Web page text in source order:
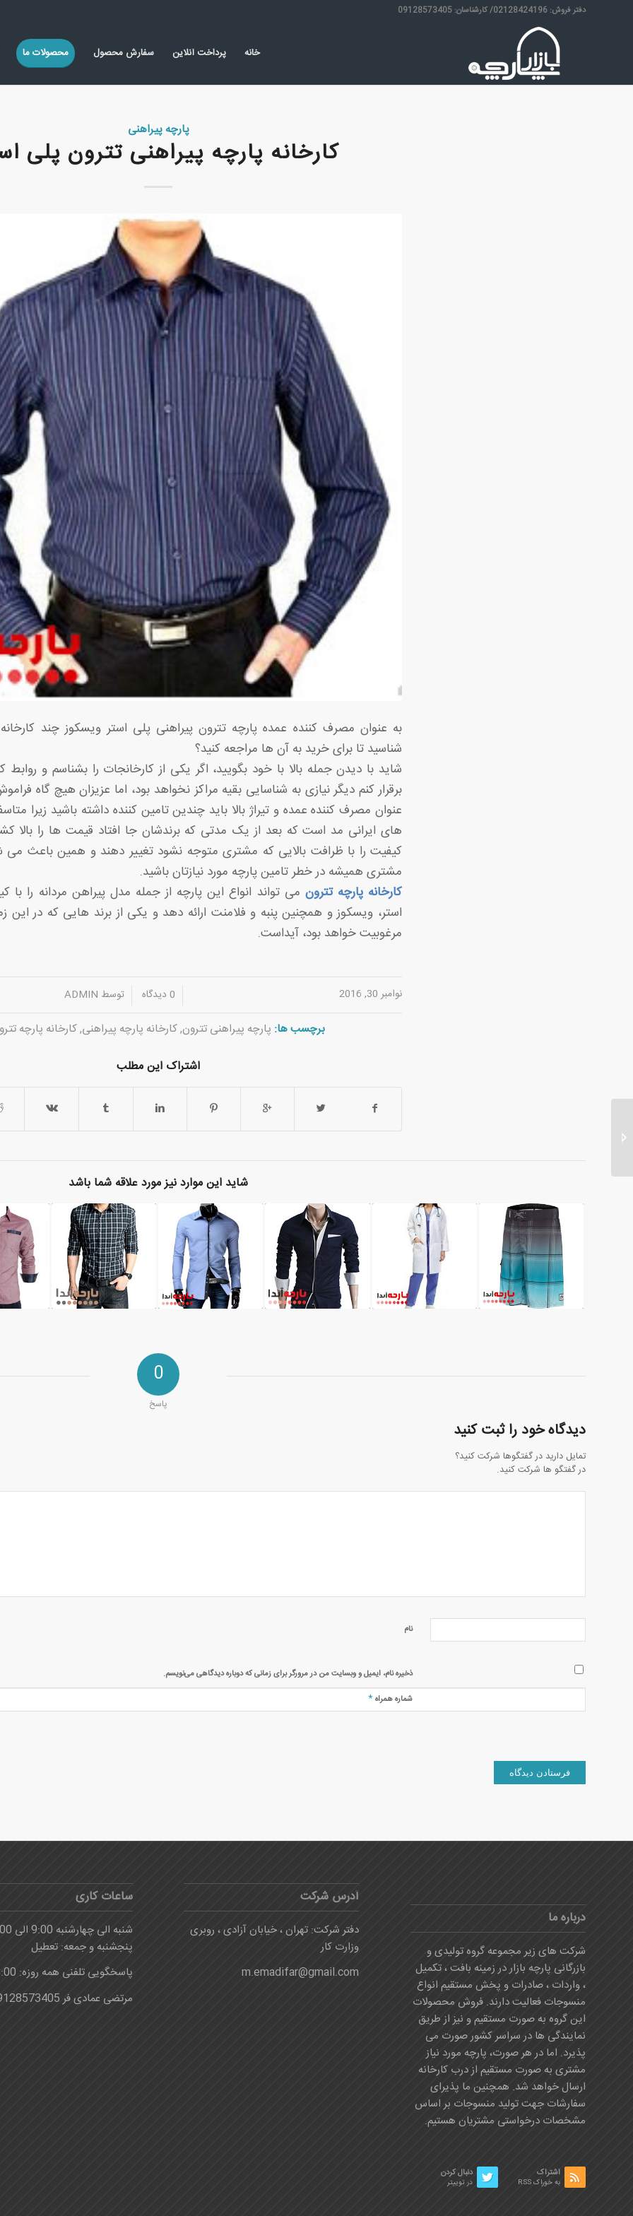
دفتر فروش: 02128424196/ کارشناسان: 09128573405
خانه پرداخت آنلاین سفارش محصول محصولات ما
پارچه پیراهنی
کارخانه پارچه پیراهنی تترون پلی
به عنوان مصرف کننده عمده پارچه تترون پیراهنی پلی استر ویسکوز چند کارخانه
شناسید تا برای خرید به آن ها مراجعه کنید؟
شاید با دیدن جمله بالا با خود بگویید، اگر یکی از کارخانجات را بشناسم و روابط
برقرار کنم دیگر نیازی به شناسایی بقیه مراکز نخواهد بود، اما عزیزان هیچ گاه
عنوان مصرف کننده عمده و تیراژ بالا باید چندین تامین کننده داشته باشید زیرا
های ایرانی مد است که بعد از یک مدتی که برندشان جا افتاد قیمت ها را بالا
کیفیت را با ظرافت بالایی که مشتری متوجه نشود تغییر دهند و همین باعث می
مشتری همیشه در خطر تامین پارچه مورد نیازتان باشید.
کارخانه پارچه تترون می تواند انواع این پارچه از جمله مدل پیراهن مردانه را
استر، ویسکوز و همچنین پنبه و فلامنت ارائه دهد و یکی از برند هایی که در این
مرغوبیت خواهد بود، آیداست.
نوامبر 30, 2016 0 دیدگاه/ توسط ADMIN
برچسب ها: پارچه پیراهنی تترون,کارخانه پارچه پیراهنی,کارخانه پارچه
اشتراک این مطلب
شاید این موارد نیز مورد علاقه شما باشد
0
پاسخ
دیدگاه خود را ثبت کنید
تمایل دارید در گفتگوها شرکت کنید؟
در گفتگو ها شرکت کنید.
نام
ذخیره نام، ایمیل و وبسایت من در مرورگر برای زمانی که دوباره دیدگاهی می‌نویسم.
شماره همراه*
درباره ما
شرکت های زیر مجموعه گروه تولیدی و
بازرگانی پارچه بازار در زمینه بافت ، تکمیل
، واردات ، صادرات و پخش مستقیم انواع
منسوجات فعالیت دارند. فروش محصولات
این گروه به صورت مستقیم و نیز از طریق
نمایندگی ها در سراسر کشور صورت می
پذیرد. اما در هر صورت، پارچه مورد نیاز
مشتری به صورت مستقیم از درب کارخانه
ارسال خواهد شد. همچنین ما پذیرای
سفارشات جهت تولید منسوجات بر اساس
مشخصات درخواستی مشتریان هستیم.
دنبال کردن
در توییتر
اشتراک
به خوراک RSS
آدرس شرکت
دفتر شرکت: تهران ، خیابان آزادی ، روبری
وزارت کار
m.emadifar@gmail.com
ساعات کاری
شنبه الی چهارشنبه 9:00 الی 16:00
پنجشنبه و جمعه: تعطیل
پاسخگویی تلفنی همه روزه: 8:00-24:00
مرتضی عمادی فر 09128573405